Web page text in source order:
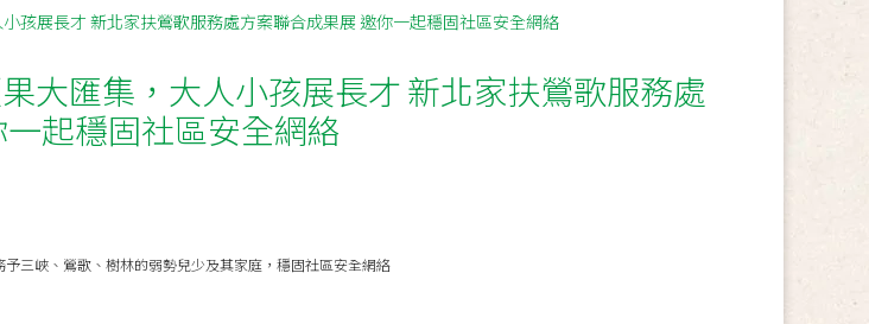
小孩展長才 新北家扶鶯歌服務處方案聯合成果展 邀你一起穩固社區安全網絡
果大匯集，大人小孩展長才 新北家扶鶯歌服務處
起穩固社區安全網絡
三峽、鶯歌、樹林的弱勢兒少及其家庭，穩固社區安全網絡